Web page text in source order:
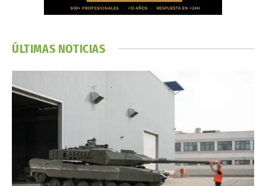
ÚLTIMAS NOTICIAS